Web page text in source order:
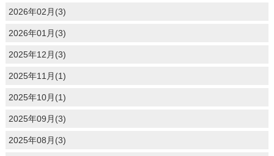
2026年02月(3)
2026年01月(3)
2025年12月(3)
2025年11月(1)
2025年10月(1)
2025年09月(3)
2025年08月(3)